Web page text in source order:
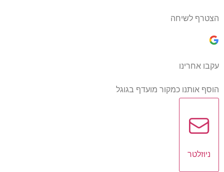
הצטרף לשיחה
עקבו אחרינו
הוסף אותנו כמקור מועדף בגוגל
ניוזלטר